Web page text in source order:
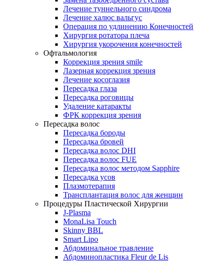
Лечение туннельного синдрома
Лечение халюс вальгус
Операция по удлинению Конечностей
Хирургия ротатора плеча
Хирургия укорочения конечностей
Офтальмология
Коррекция зрения smile
Лазерная коррекция зрения
Лечение косоглазия
Пересадка глаза
Пересадка роговицы
Удаление катаракты
ФРК коррекция зрения
Пересадка волос
Пересадка бороды
Пересадка бровей
Пересадка волос DHI
Пересадка волос FUE
Пересадка волос методом Sapphire
Пересадка усов
Плазмотерапия
Трансплантация волос для женщин
Процедуры Пластической Хирургии
J-Plasma
MonaLisa Touch
Skinny BBL
Smart Lipo
Абдоминальное травление
Абдоминопластика Fleur de Lis